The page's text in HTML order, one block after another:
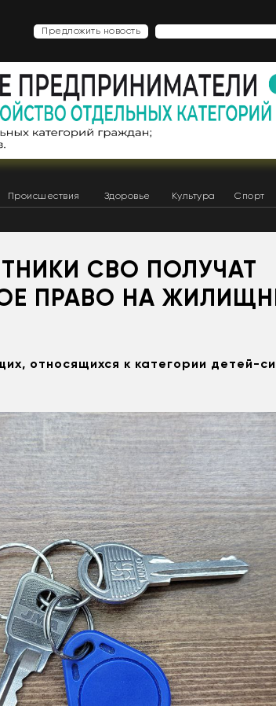
Предложить новость
Происшествия Здоровье Культура Спорт
СВО ПОЛУЧАТ
ПРАВО НА
относящихся к категории детей-